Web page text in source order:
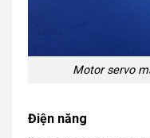
Motor servo
Điện năng